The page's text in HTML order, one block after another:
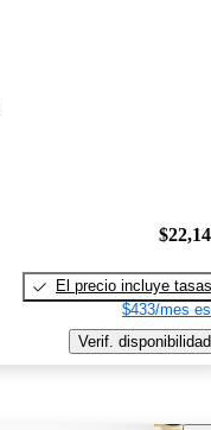
El precio incluye tasas
$433/mes
Verif. disponibilidad